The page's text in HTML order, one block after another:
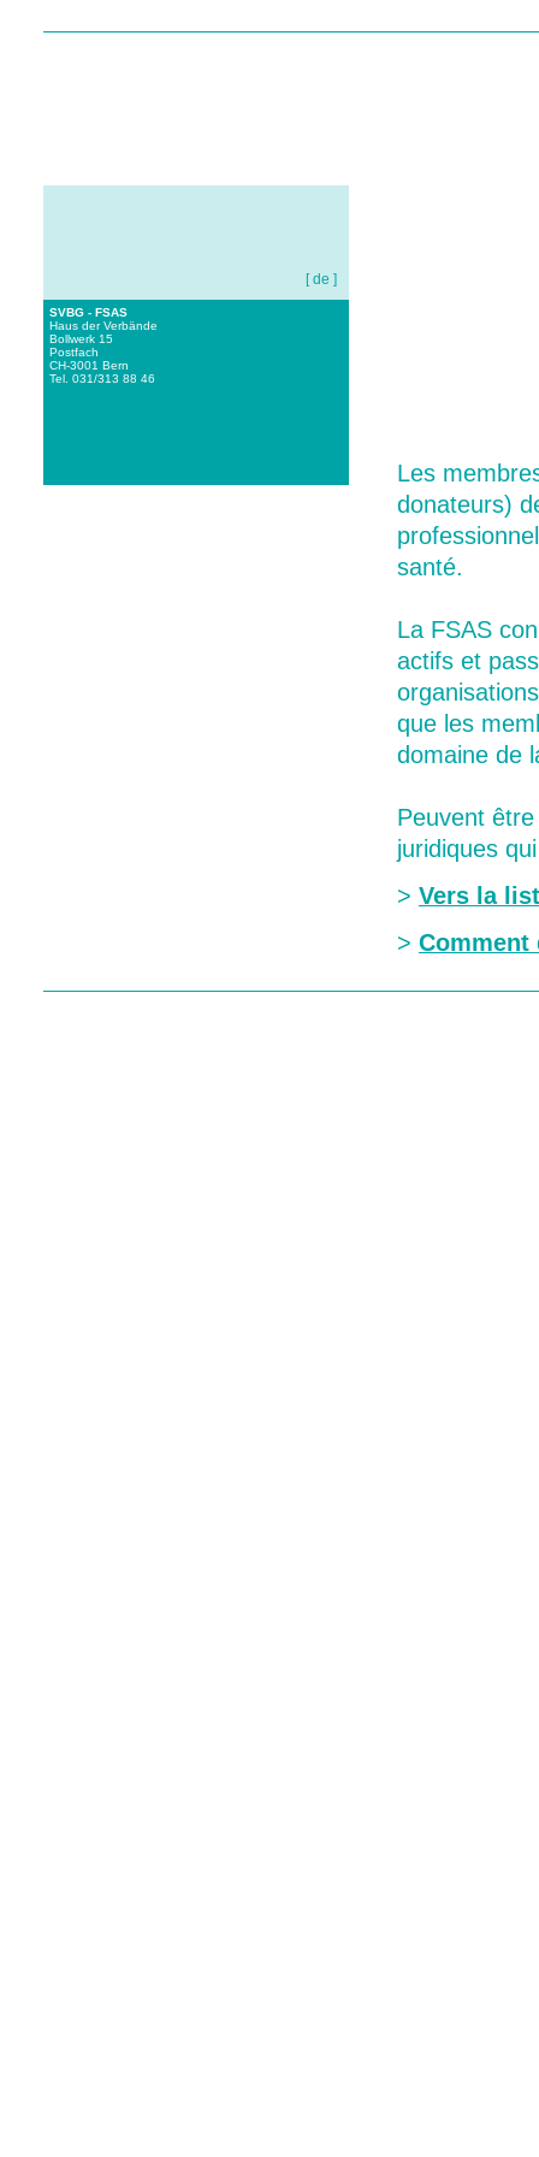
Les
donateurs)
santé.
La FSAS
actifs et
que les
domaine de
Peuvent
juridiques
> Vers la
> Comment
[ de ]
SVBG - FSAS
Haus der Verbände
Bollwerk 15
Postfach
CH-3001 Bern
Tel. 031/313 88 46